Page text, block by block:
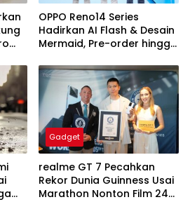
OPPO Reno14 Series
Hadirkan AI Flash & Desain
Mermaid, Pre-order hingga
Gadget
realme GT 7 Pecahkan
Rekor Dunia Guinness Usai
Marathon Nonton Film 24